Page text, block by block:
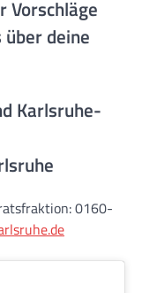
Vorschläge
deine
Karlsruhe-
0160-